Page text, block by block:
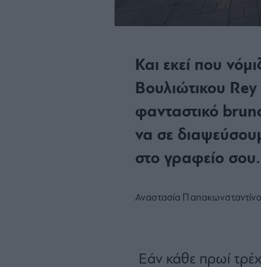
Και εκεί που
Βουλιώτικου
φανταστικό
να σε
στο γραφείο σου.
Αναστασία
Εάν κάθε πρωί